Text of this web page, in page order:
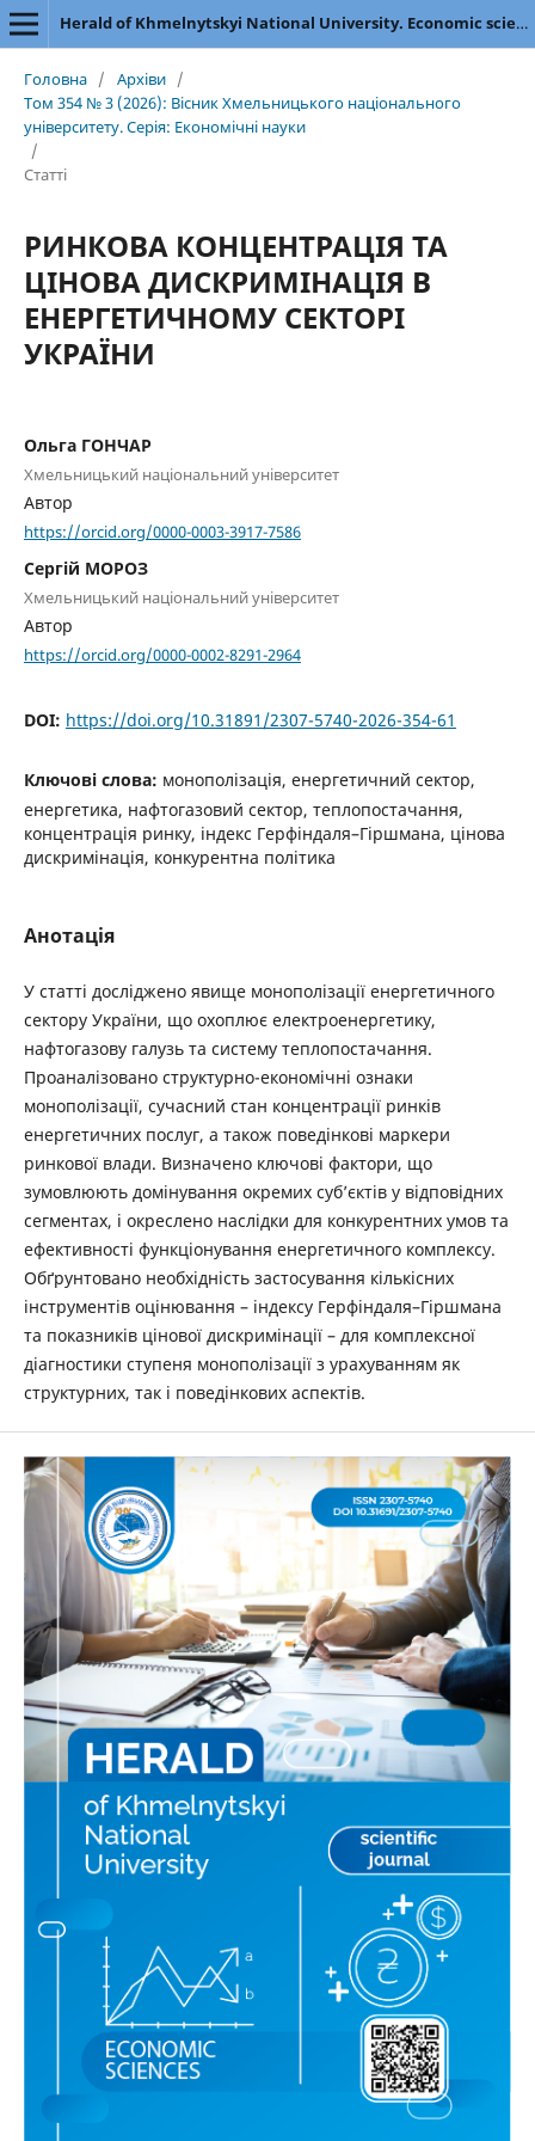
Herald of Khmelnytskyi National University. Economic sciences
Головна / Архіви /
Том 354 № 3 (2026): Вісник Хмельницького національного
університету. Серія: Економічні науки
/
Статті
РИНКОВА КОНЦЕНТРАЦІЯ ТА
ЦІНОВА ДИСКРИМІНАЦІЯ В
ЕНЕРГЕТИЧНОМУ СЕКТОРІ
УКРАЇНИ
Ольга ГОНЧАР
Хмельницький національний університет
Автор
https://orcid.org/0000-0003-3917-7586
Сергій МОРОЗ
Хмельницький національний університет
Автор
https://orcid.org/0000-0002-8291-2964
DOI: https://doi.org/10.31891/2307-5740-2026-354-61
Ключові слова: монополізація, енергетичний сектор,
енергетика, нафтогазовий сектор, теплопостачання,
концентрація ринку, індекс Герфіндаля–Гіршмана, цінова
дискримінація, конкурентна політика
Анотація
У статті досліджено явище монополізації енергетичного
сектору України, що охоплює електроенергетику,
нафтогазову галузь та систему теплопостачання.
Проаналізовано структурно-економічні ознаки
монополізації, сучасний стан концентрації ринків
енергетичних послуг, а також поведінкові маркери
ринкової влади. Визначено ключові фактори, що
зумовлюють домінування окремих суб’єктів у відповідних
сегментах, і окреслено наслідки для конкурентних умов та
ефективності функціонування енергетичного комплексу.
Обґрунтовано необхідність застосування кількісних
інструментів оцінювання – індексу Герфіндаля–Гіршмана
та показників цінової дискримінації – для комплексної
діагностики ступеня монополізації з урахуванням як
структурних, так і поведінкових аспектів.